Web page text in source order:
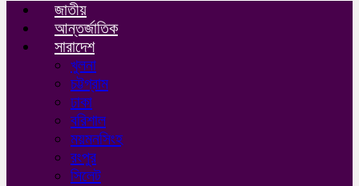
জাতীয়
আন্তর্জাতিক
সারাদেশ
খুলনা
চট্টগ্রাম
ঢাকা
বরিশাল
ময়মনসিংহ
রংপুর
সিলেট